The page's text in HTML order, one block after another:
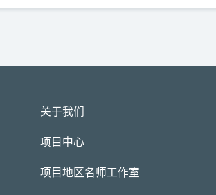
关于我们
项目中心
项目地区名师工作室